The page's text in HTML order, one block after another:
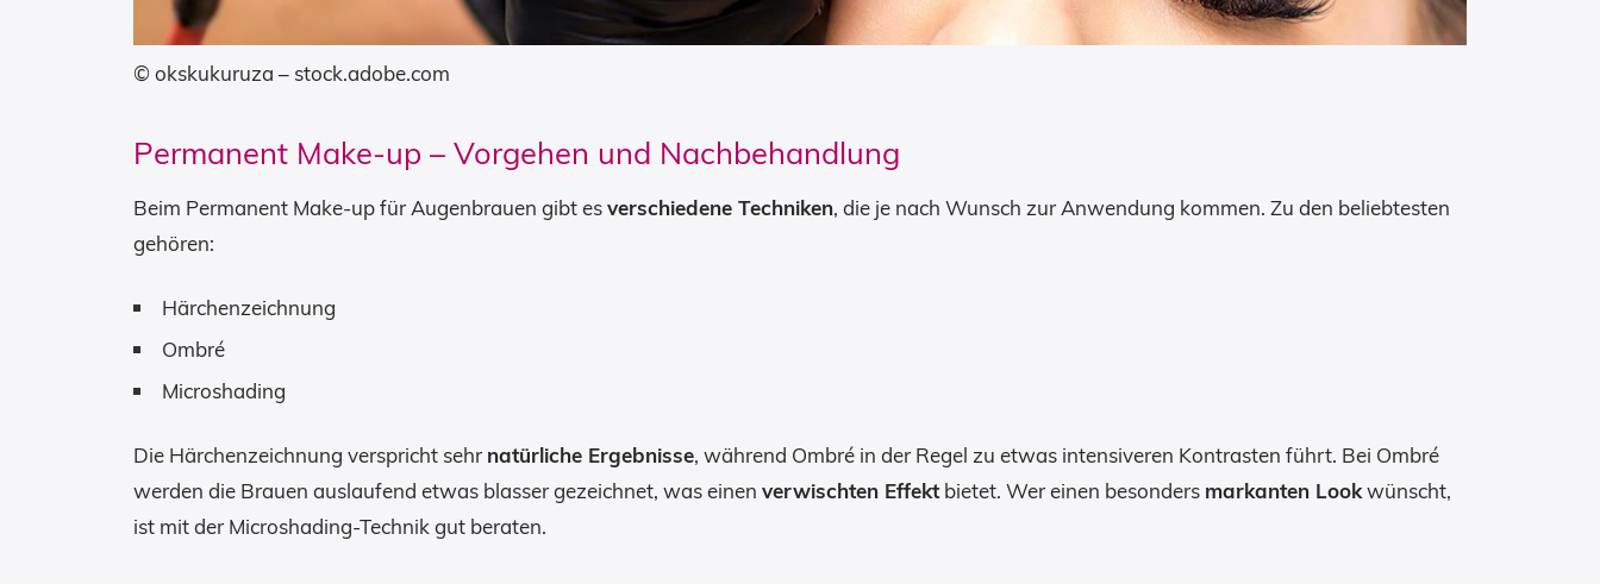
© okskukuruza – stock.adobe.com
Permanent Make-up – Vorgehen und Nachbehandlung
Beim Permanent Make-up für Augenbrauen gibt esverschiedene Techniken, die je nach Wunsch zur Anwendung kommen. Zu den beliebtesten
gehören:
Härchenzeichnung
Ombré
Microshading
Die Härchenzeichnung verspricht sehr natürliche Ergebnisse, während Ombré in der Regel zu etwas intensiveren Kontrasten führt. Bei Ombré
werden die Brauen auslaufend etwas blasser gezeichnet, was einen verwischten Effektbietet. Wer einen besonders markanten Lookwünscht,
ist mit der Microshading-Technik gut beraten.